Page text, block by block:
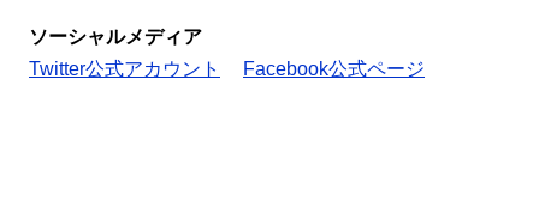
ソーシャルメディア
Twitter公式アカウント
Facebook公式ページ